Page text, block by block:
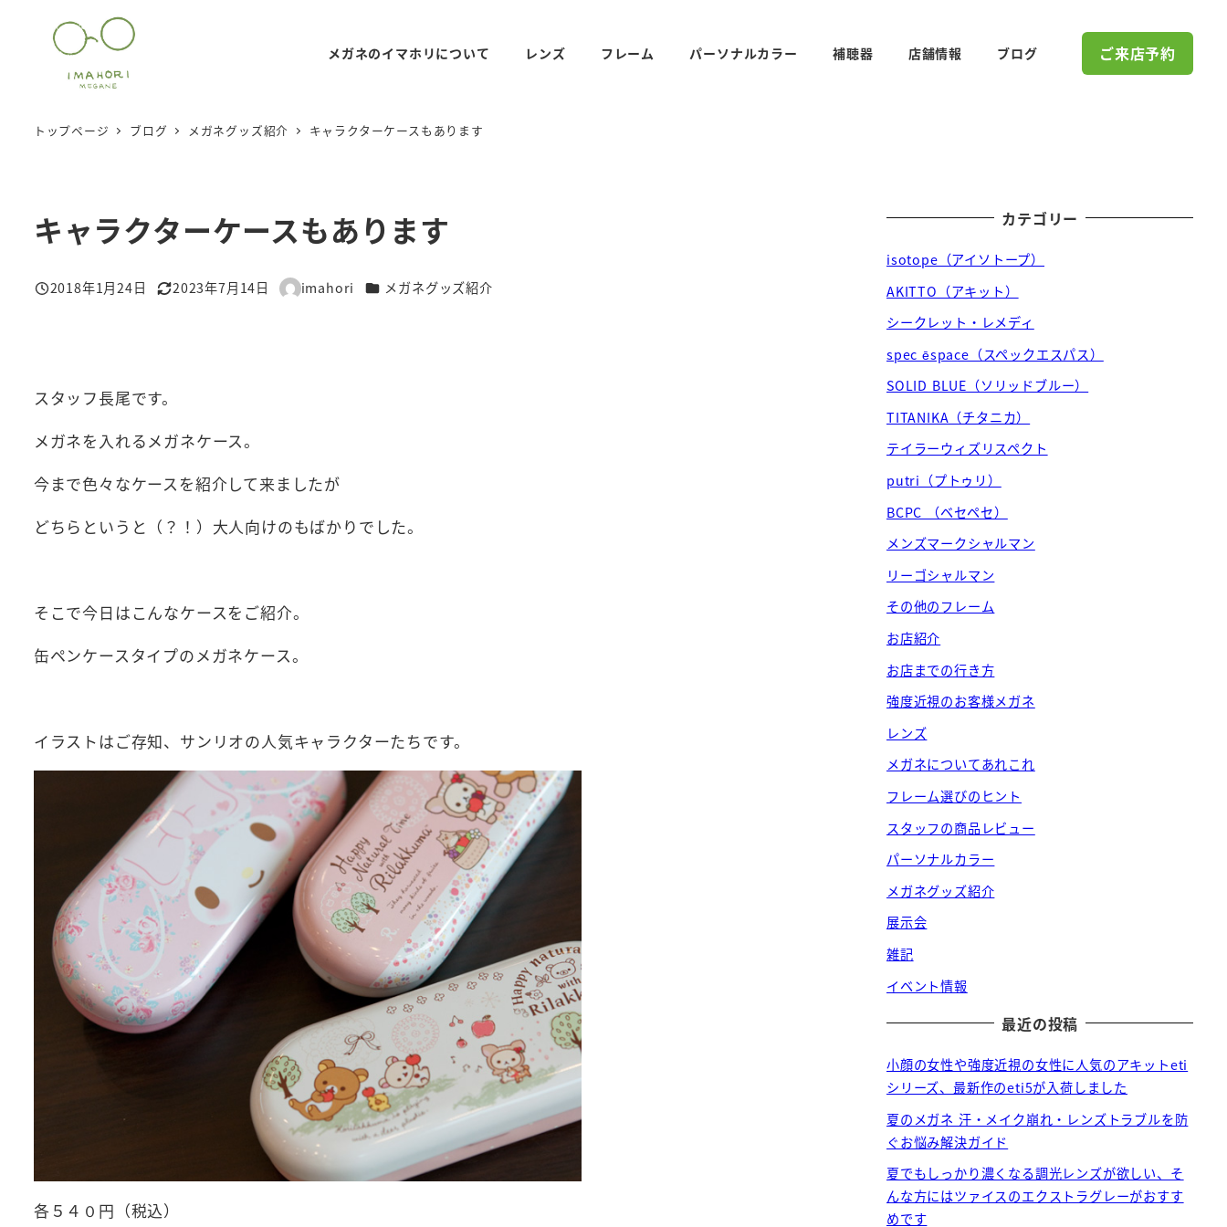
メガネのイマホリについて レンズ フレーム パーソナルカラー 補聴器 店舗情報 ブログ ご来店予約
トップページ ブログ メガネグッズ紹介 キャラクターケースもあります
キャラクターケースもあります
投稿日
2018年1月24日
更新日
2023年7月14日
著
imahori カテゴリー
メガネグッズ紹介
スタッフ長尾です。
メガネを入れるメガネケース。
今まで色々なケースを紹介して来ましたが
どちらというと（？！）大人向けのもばかりでした。
そこで今日はこんなケースをご紹介。
缶ペンケースタイプのメガネケース。
イラストはご存知、サンリオの人気キャラクターたちです。
各５４０円（税込）
カテゴリー
isotope（アイソトープ）
AKITTO（アキット）
シークレット・レメディ
spec ēspace（スペックエスパス）
SOLID BLUE（ソリッドブルー）
TITANIKA（チタニカ）
テイラーウィズリスペクト
putri（プトゥリ）
BCPC （ベセペセ）
メンズマークシャルマン
リーゴシャルマン
その他のフレーム
お店紹介
お店までの行き方
強度近視のお客様メガネ
レンズ
メガネについてあれこれ
フレーム選びのヒント
スタッフの商品レビュー
パーソナルカラー
メガネグッズ紹介
展示会
雑記
イベント情報
最近の投稿
小顔の女性や強度近視の女性に人気のアキットeti
シリーズ、最新作のeti5が入荷しました
夏のメガネ 汗・メイク崩れ・レンズトラブルを防
ぐお悩み解決ガイド
夏でもしっかり濃くなる調光レンズが欲しい、そ
んな方にはツァイスのエクストラグレーがおすす
めです